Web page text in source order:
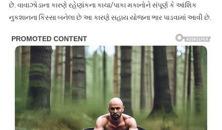
છે. વાવાઝોડાના કારણે રહેણાંકના કાચા/પાકા મકાનોને સંપૂર્ણ કે આંશિક
નુકશાનના કિસ્સા બનેલા છે આ કારણે સહાય યોજના ભાર પાડવામાં આવી છે.